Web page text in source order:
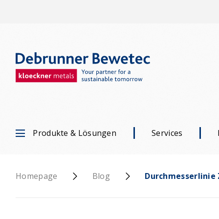
Produkte & Lösungen Services
Homepage Blog Durchmesserlinie